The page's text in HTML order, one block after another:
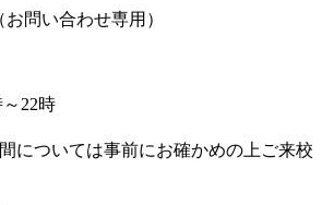
問い合わせ専用）
22時
については事前にお確かめの上ご来校